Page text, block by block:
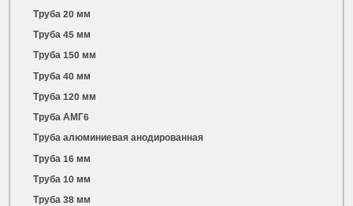
Труба 20 мм
Труба 45 мм
Труба 150 мм
Труба 40 мм
Труба 120 мм
Труба АМГ6
Труба алюминиевая анодированная
Труба 16 мм
Труба 10 мм
Труба 38 мм